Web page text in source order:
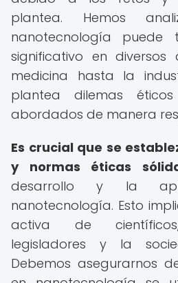
plantea. Hemos
nanotecnología puede
significativo en diversos
medicina hasta la
plantea dilemas
abordados de manera
Es crucial que se
y normas éticas
desarrollo y la
nanotecnología. Esto
activa de científicos,
legisladores y la
Debemos asegurarnos